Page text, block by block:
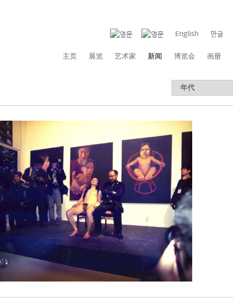
主页 展览 艺术家 新闻 博览会 画册